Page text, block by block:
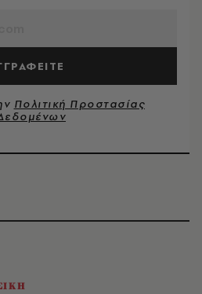
Πολιτική Προστασίας